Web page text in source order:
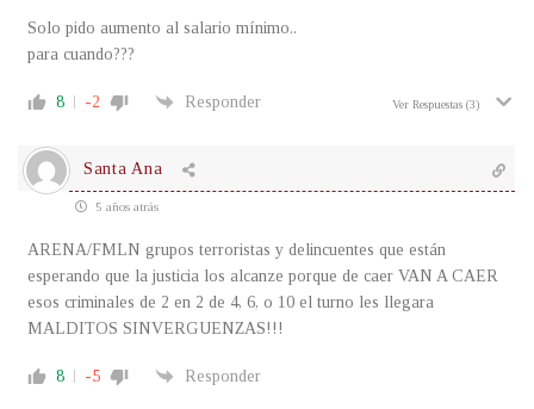
Solo pido aumento al salario mínimo..
para cuando???
8 -2 Responder Ver Respuestas (3)
Santa Ana
5 años atrás
ARENA/FMLN grupos terroristas y delincuentes que están
esperando que la justicia los alcanze porque de caer VAN A CAER
esos criminales de 2 en 2 de 4, 6, o 10 el turno les llegara
MALDITOS SINVERGUENZAS!!!
8 -5 Responder